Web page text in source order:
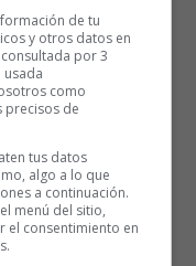
nominadas,
pongas al día:
Disponible en
en Movistar Plus+
de tu
y otros datos en
por 3
como
precisos de
tus datos
algo a lo que
a continuación.
menú del sitio,
el consentimiento en